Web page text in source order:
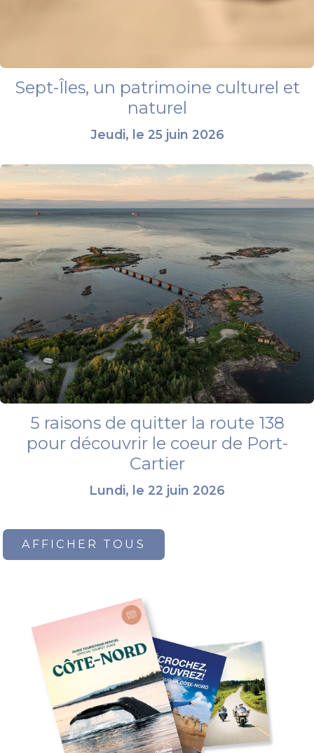
Sept-Îles, un patrimoine culturel et
naturel
Jeudi, le 25 juin 2026
5 raisons de quitter la route 138
pour découvrir le coeur de Port-
Cartier
Lundi, le 22 juin 2026
AFFICHER TOUS